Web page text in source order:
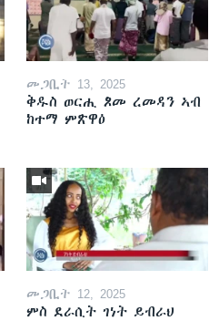
መጋቢት 13, 2025
ቅዱስ ወርሒ ጾመ ረመዳን ኣብ
ከተማ ምጽዋዕ
መጋቢት 12, 2025
ምስ ደራሲት ገነት ይብራህ